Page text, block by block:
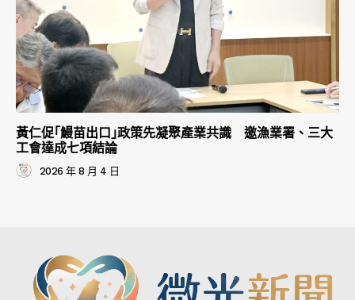
黃仁促｢鰻苗出口｣政策先凝聚產業共識 邀漁業署、三大
工會達成七項結論
2026 年 8 月 4 日